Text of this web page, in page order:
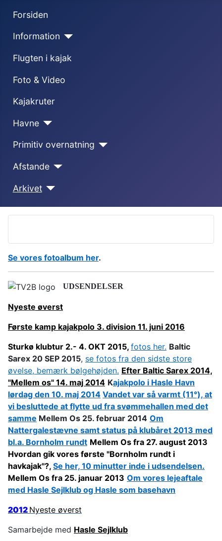
Forsiden
Information
Flugten i kajak
Foto & Video
Kajakruter
Havne
Primitiv overnatning
Afstande
Arkivet
Se vores fotoalbum her.
UDSENDELSER
Nyeste øverst
Første kamp kajakpolo 3. division 11. juni 2016
Sturkø klubtur 2.- 4. OKT 2015, fotos her. Baltic
Sarex 20 SEP 2015, se fotos fra den sidste store
øvelse, bemærk bølgehøjden. Efter Baltic Sarex 2014,
"Mellem os" 14. maj 2014 Kajakpolo i Hasle Havn
lørdag den 10. maj 2014 Vandet var så varmt (11°), at
vi besluttede at flytte ud fra svømmehallen med det
samme Mellem Os 25. februar 2014 Om
Nattergalestævne samt status på klubåret 2013 med
bl.a. Bornholm rundt Mellem Os fra 27. august 2013
Hvordan gik vores første "Bornholm rundt i
havkajak"?, Se her, 10 minutter inde i udsendelsen.
Mellem Os fra 25. januar 2013 Om vores lejeaftale
med Hasle Sejlklub og Hasle som basehavn
2012 Nyeste øverst
Samarbejde med Hasle Sejlklub